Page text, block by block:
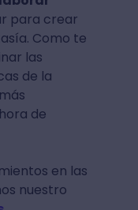
para crear
Como te
las
de la
de
en las
nuestro